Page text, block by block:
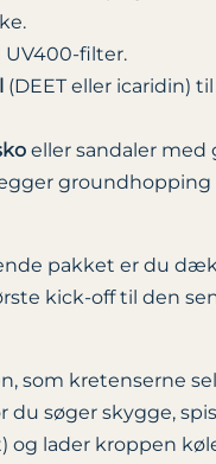
filter.
(DEET eller icaridin)
eller sandaler med
groundhopping
pakket er du
kick-off til den
som kretenserne
du søger skygge,
og lader kroppen